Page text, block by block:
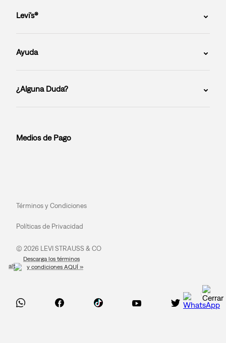
Levi’s®
Ayuda
¿Alguna Duda?
Medios de Pago
Términos y Condiciones
Políticas de Privacidad
© 2026 LEVI STRAUSS & CO
Descarga los términos
y condiciones AQUÍ »